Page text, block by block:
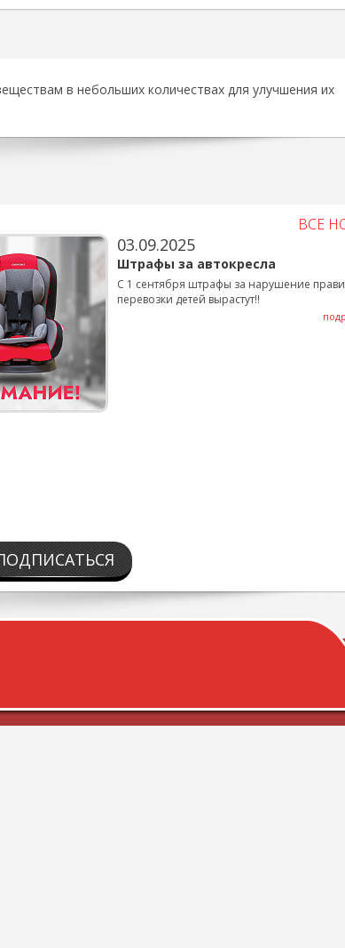
в небольших количествах для улучшения их
ВСЕ
03.09.2025
Штрафы за автокресла
С 1 сентября штрафы за нарушение
перевозки детей вырастут!!